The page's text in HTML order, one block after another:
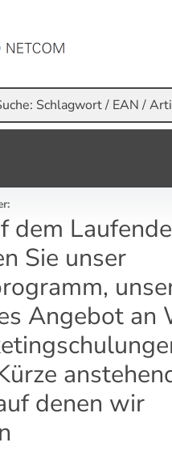
dem
Sie unser
Angebot an
denen wir